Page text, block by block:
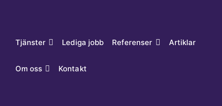
Tjänster Lediga jobb Referenser Artiklar
Om oss Kontakt